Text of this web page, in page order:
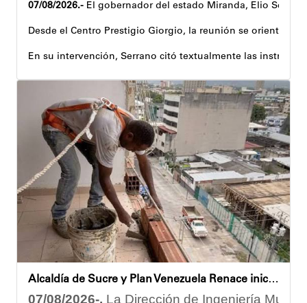
07/08/2026.- El gobernador del estado Miranda, Elio
Desde el Centro Prestigio Giorgio, la reunión se orientó al
En su intervención, Serrano citó textualmente las
Igualmente, explicó que el propósito central de este
Despliegue territorial
El encuentro contó con la participación del diputado
Como parte de los acuerdos orientados durante la
Joshua Piña
Alcaldía de Sucre y Plan Venezuela Renace iniciaron demolición de fachadas en Residencias Los Dos Caminos
07/08/2026-. La Dirección de Ingeniería